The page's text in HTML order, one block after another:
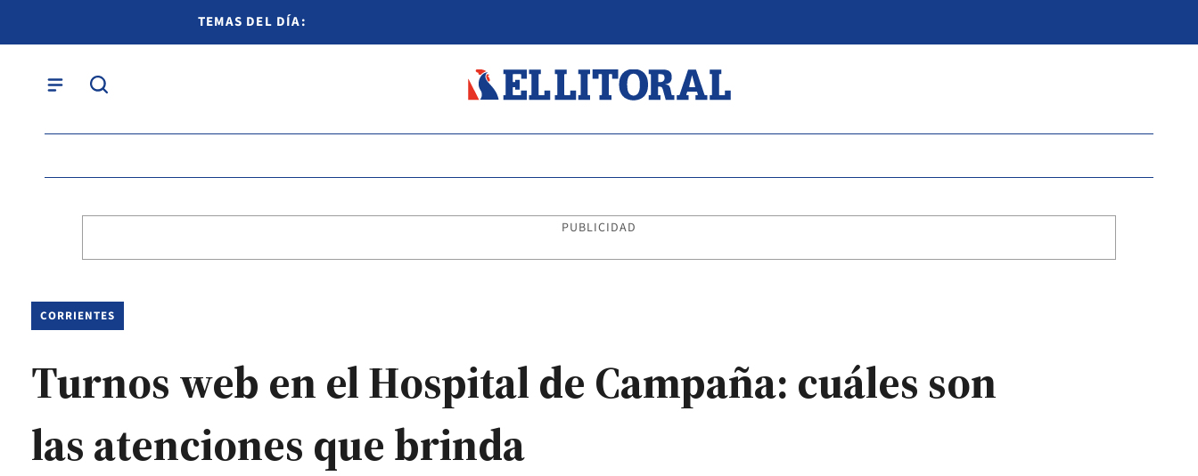
TEMAS DEL DÍA:
PUBLICIDAD
CORRIENTES
Turnos web en el Hospital de Campaña: cuáles son
las atenciones que brinda